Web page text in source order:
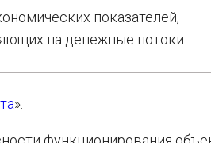
показателей,
на денежные потоки.
».